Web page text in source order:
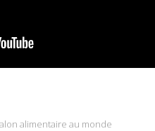
alimentaire au monde